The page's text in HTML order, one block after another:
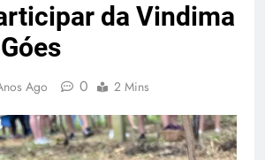
da Vindima
Ago 0 2 Mins